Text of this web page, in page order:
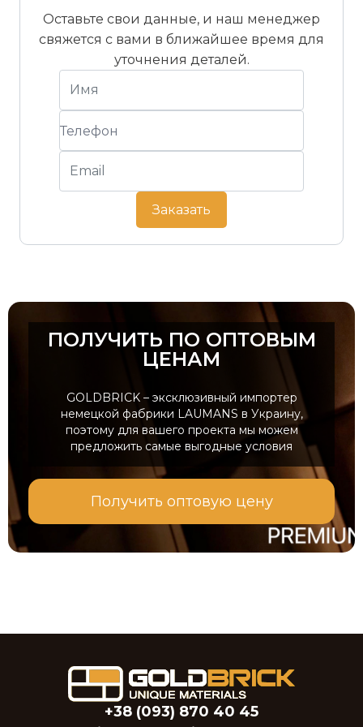
Расход черепицы на м²
Вес черепицы (прибл.)
Минимальный уклон крыши
Стандартный уклон крыши
Штук на европоддоне 280 шт
Оставьте свои данные, и наш менеджер
свяжется с вами в ближайшее время для
уточнения деталей.
Заказать
ПОЛУЧИТЬ ПО ОПТОВЫМ
ЦЕНАМ
GOLDBRICK – эксклюзивный импортер
немецкой фабрики LAUMANS в Украину,
поэтому для вашего проекта мы можем
предложить самые выгодные условия
Получить оптовую цену
+38 (093) 870 40 45